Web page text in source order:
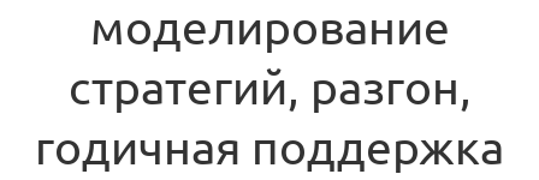
моделирование
стратегий, разгон,
годичная поддержка